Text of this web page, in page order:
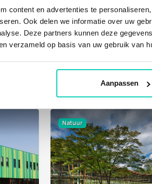
content en advertenties te
Ook delen we informatie over uw
Deze partners kunnen deze
verzameld op basis van uw gebruik van
Aanpassen
Aalsmeerderbrug
Natuur